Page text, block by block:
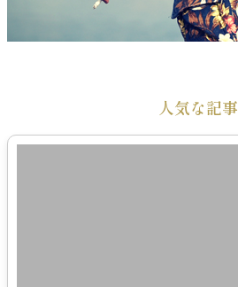
人気な記事